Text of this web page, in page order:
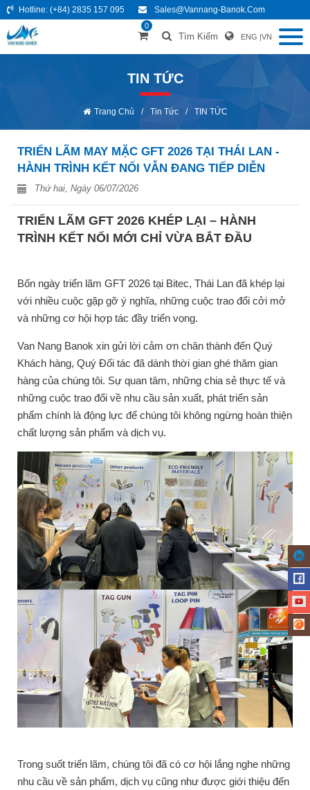
Hotline: (+84) 2835 157 095 Sales@vannang-Banok.com
0
Tìm Kiếm ENG |VN
TIN TỨC
Trang Chủ / Tin Tức / TIN TỨC
TRIỂN LÃM MAY MẶC GFT 2026 TẠI THÁI LAN -
HÀNH TRÌNH KẾT NỐI VẪN ĐANG TIẾP DIỄN
Thứ hai, Ngày 06/07/2026
TRIỂN LÃM GFT 2026 KHÉP LẠI – HÀNH
TRÌNH KẾT NỐI MỚI CHỈ VỪA BẮT ĐẦU
Bốn ngày triển lãm GFT 2026 tại Bitec, Thái Lan đã khép lại
với nhiều cuộc gặp gỡ ý nghĩa, những cuộc trao đổi cởi mở
và những cơ hội hợp tác đầy triển vọng.
Van Nang Banok xin gửi lời cảm ơn chân thành đến Quý
Khách hàng, Quý Đối tác đã dành thời gian ghé thăm gian
hàng của chúng tôi. Sự quan tâm, những chia sẻ thực tế và
những cuộc trao đổi về nhu cầu sản xuất, phát triển sản
phẩm chính là động lực để chúng tôi không ngừng hoàn thiện
chất lượng sản phẩm và dịch vụ.
Trong suốt triển lãm, chúng tôi đã có cơ hội lắng nghe những
nhu cầu về sản phẩm, dịch vụ cũng như được giới thiệu đến